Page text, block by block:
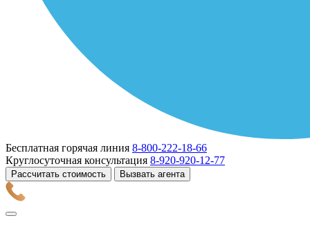
Бесплатная горячая линия 8-800-222-18-66
Круглосуточная консультация 8-920-920-12-77
Рассчитать стоимость Вызвать агента